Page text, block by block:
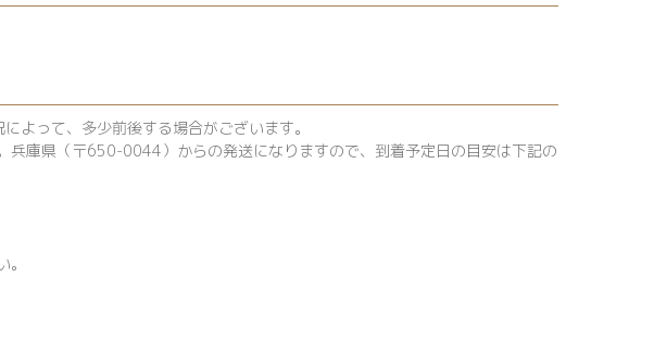
よって、多少前後する場合がございます。
兵庫県（〒650-0044）からの発送になりますので、到着予定日の目安は下記の